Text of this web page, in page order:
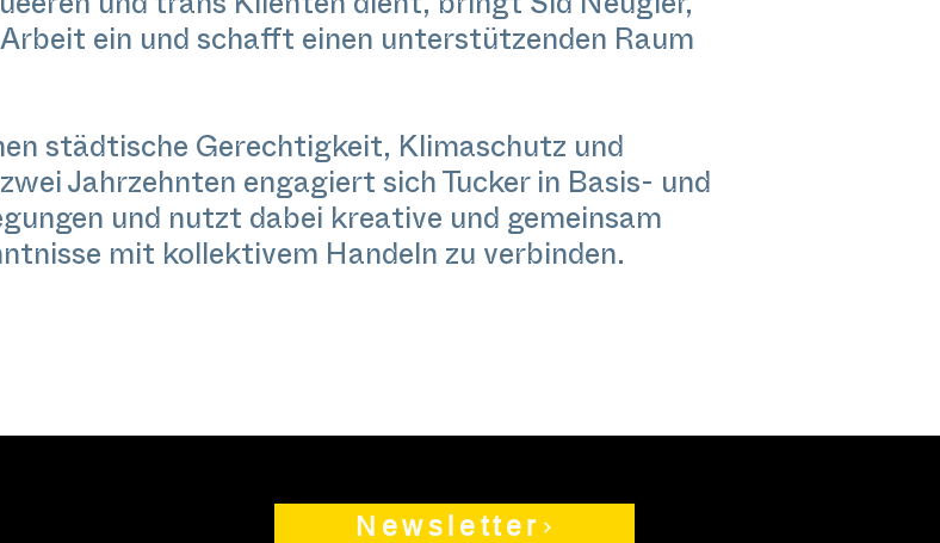
und trans Klienten dient, bringt Sid Neugier,
ein und schafft einen unterstützenden Raum
städtische Gerechtigkeit, Klimaschutz und
Jahrzehnten engagiert sich Tucker in Basis- und
und nutzt dabei kreative und gemeinsam
mit kollektivem Handeln zu verbinden.
Newsletter